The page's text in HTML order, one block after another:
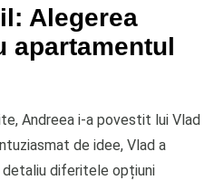
Alegerea
apartamentul
Andreea i-a povestit lui Vlad
de idee, Vlad a
diferitele opțiuni